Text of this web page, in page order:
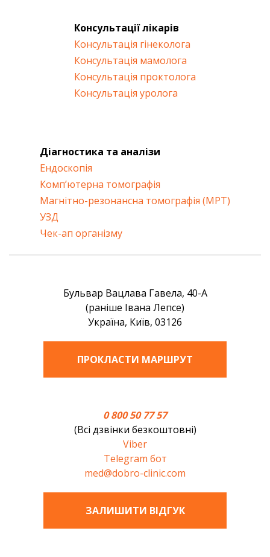
Консультації лікарів
Консультація гінеколога
Консультація мамолога
Консультація проктолога
Консультація уролога
Діагностика та аналізи
Ендоскопія
Комп’ютерна томографія
Магнітно-резонансна томографія (МРТ)
УЗД
Чек-ап організму
Бульвар Вацлава Гавела, 40-А
(раніше Івана Лепсе)
Україна, Київ, 03126
ПРОКЛАСТИ МАРШРУТ
0 800 50 77 57
(Всі дзвінки безкоштовні)
Viber
Telegram бот
med@dobro-clinic.com
ЗАЛИШИТИ ВIДГУК